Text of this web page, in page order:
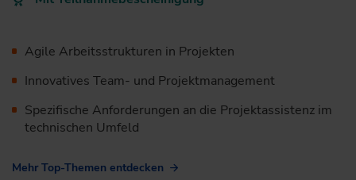
Agile Arbeitsstrukturen in Projekten
Innovatives Team- und Projektmanagement
Spezifische Anforderungen an die Projektassistenz im
technischen Umfeld
Mehr Top-Themen entdecken